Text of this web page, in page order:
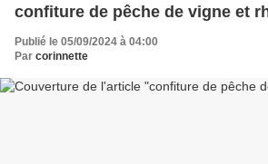
confiture de pêche de vigne et
Publié le 05/09/2024 à 04:00
Par corinnette